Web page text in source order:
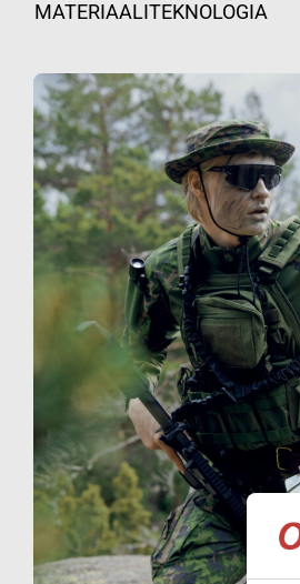
MATERIAALITEKNOLOGIA